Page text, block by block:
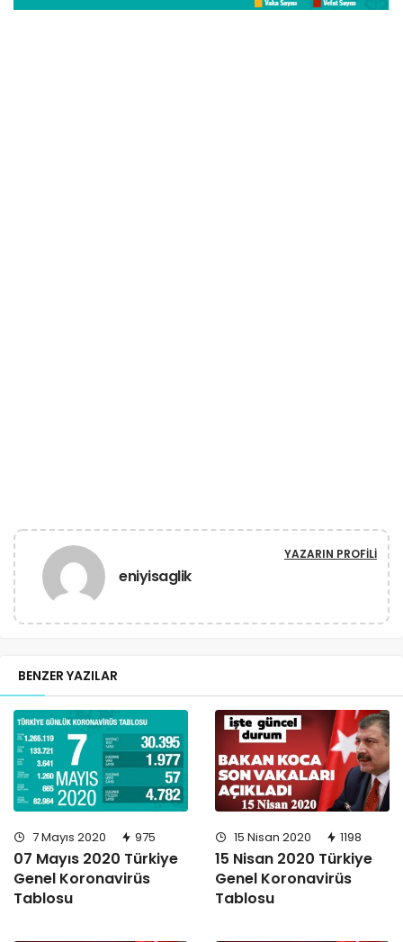
eniyisaglik
YAZARIN PROFILI
BENZER YAZILAR
7 Mayıs 2020 975
07 Mayıs 2020 Türkiye
Genel Koronavirüs
Tablosu
15 Nisan 2020 1198
15 Nisan 2020 Türkiye
Genel Koronavirüs
Tablosu